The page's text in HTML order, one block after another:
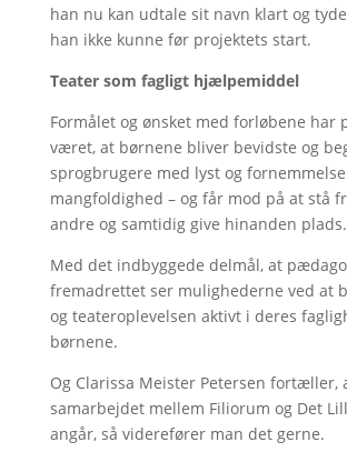
han nu kan udtale sit navn klart og
han ikke kunne før projektets start.
Teater som fagligt hjælpemiddel
Formålet og ønsket med forløbene
været, at børnene bliver bevidste og
sprogbrugere med lyst og
mangfoldighed – og får mod på at stå
andre og samtidig give hinanden plads.
Med det indbyggede delmål, at
fremadrettet ser mulighederne ved at
og teateroplevelsen aktivt i deres
børnene.
Og Clarissa Meister Petersen fortæller,
samarbejdet mellem Filiorum og Det
angår, så viderefører man det gerne.